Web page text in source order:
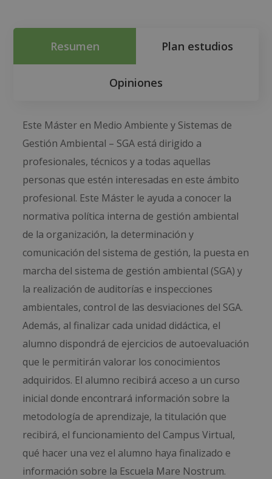
Resumen Plan estudios
Opiniones
Este Máster en Medio Ambiente y Sistemas de
Gestión Ambiental – SGA está dirigido a
profesionales, técnicos y a todas aquellas
personas que estén interesadas en este ámbito
profesional. Este Máster le ayuda a conocer la
normativa política interna de gestión ambiental
de la organización, la determinación y
comunicación del sistema de gestión, la puesta en
marcha del sistema de gestión ambiental (SGA) y
la realización de auditorías e inspecciones
ambientales, control de las desviaciones del SGA.
Además, al finalizar cada unidad didáctica, el
alumno dispondrá de ejercicios de autoevaluación
que le permitirán valorar los conocimientos
adquiridos. El alumno recibirá acceso a un curso
inicial donde encontrará información sobre la
metodología de aprendizaje, la titulación que
recibirá, el funcionamiento del Campus Virtual,
qué hacer una vez el alumno haya finalizado e
información sobre la Escuela Mare Nostrum.